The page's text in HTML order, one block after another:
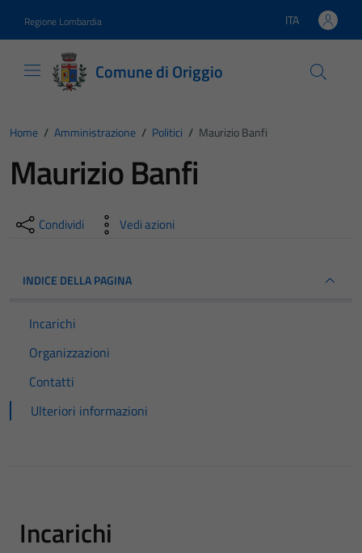
Regione Lombardia Lingua attiva:
ITA
Comune di Origgio
Home / Amministrazione / Politici / Maurizio Banfi
Maurizio Banfi
Condividi Vedi azioni
INDICE DELLA PAGINA
Incarichi
Organizzazioni
Contatti
Ulteriori informazioni
Incarichi